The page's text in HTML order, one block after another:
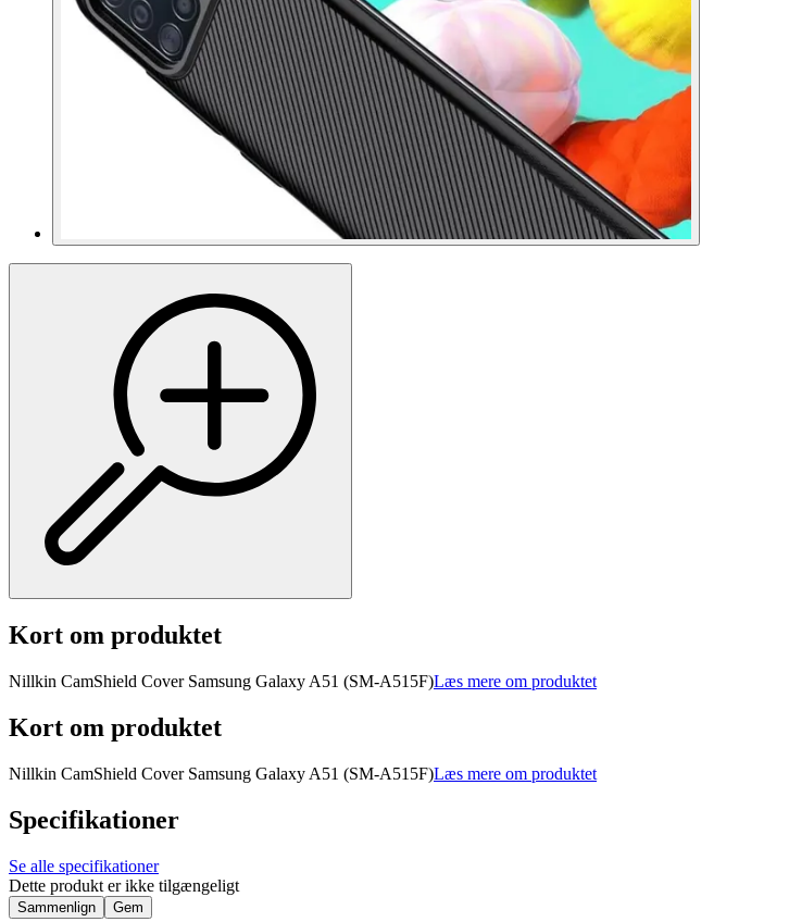
Kort om produktet
Nillkin CamShield Cover Samsung Galaxy A51 (SM-A515F)Læs mere om produktet
Kort om produktet
Nillkin CamShield Cover Samsung Galaxy A51 (SM-A515F)Læs mere om produktet
Specifikationer
Se alle specifikationer
Dette produkt er ikke tilgængeligt
Sammenlign Gem